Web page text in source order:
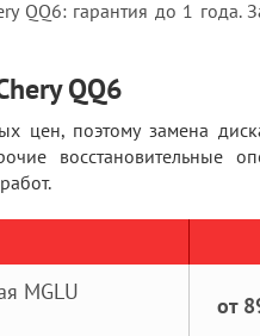
QQ6: гарантия до 1 года.
QQ6
цен, поэтому замена
восстановительные
MGLU
от